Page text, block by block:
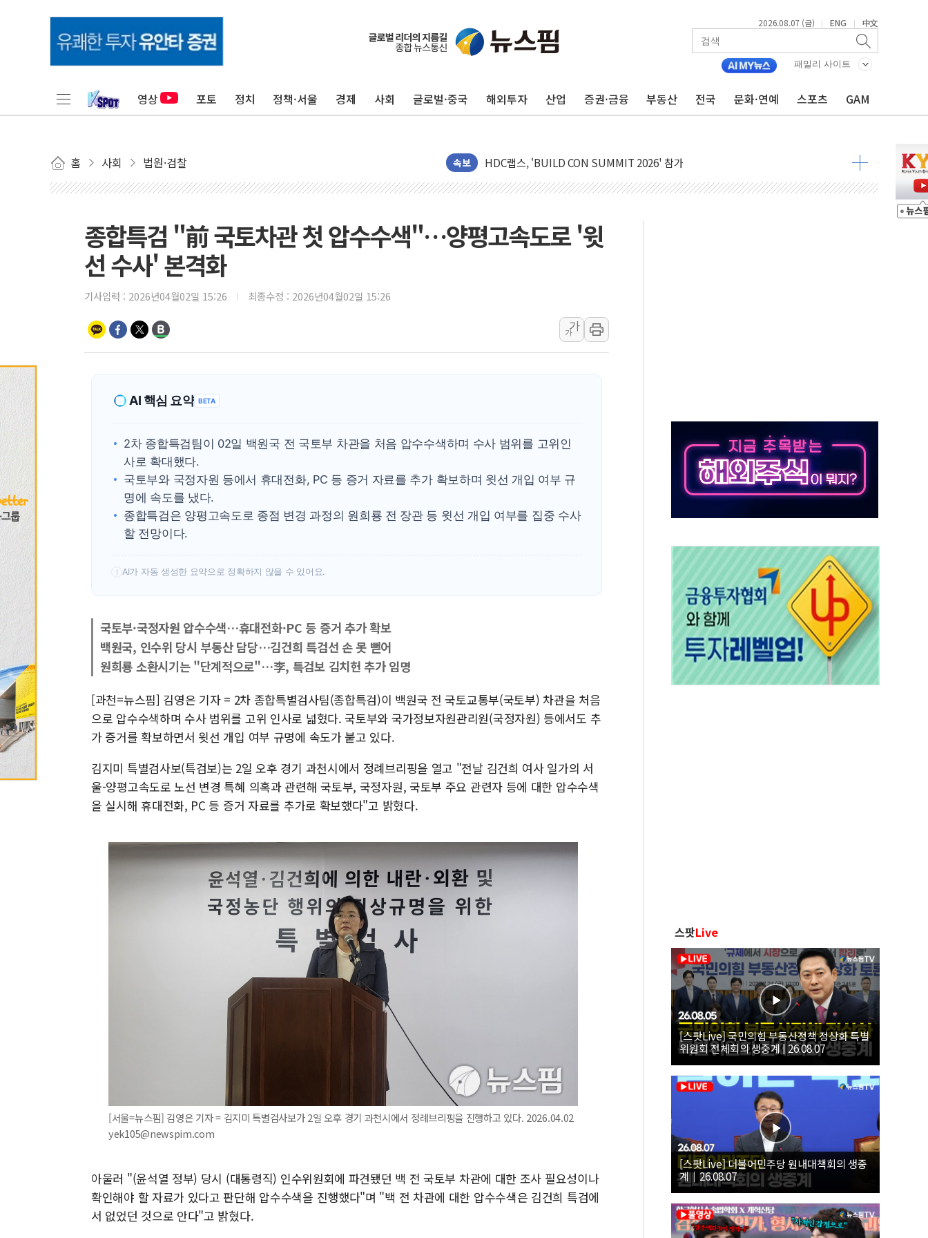
2026.08.07 (금) | ENG | 中文
패밀리 사이트
영상 포토 정치 정책·서울 경제 사회 글로벌·중국 해외투자 산업 증권·금융 부동산 전국 문화·연예 스포츠 GAM
홈 사회 법원·검찰 속보
지방공기업 경영평가, 서울농수산식품공사 등 20곳 '최우수'...인천환경공단 등 '부진'
"35초마다 중국과 통신"...美보안기업, 중국제 공유기서 '백도어' 발견
원내대책회의 참석하는 한병도
AIA그룹, 12년 연속 MDRT 회원 수 세계 1위…국내 회원 34% 증가
[컨콜] 네이버, 멤버십 연계 배송 혜택 강화...새벽 배송 도입 예정
와이즈버즈, 상반기 매출 245억원…순이익 흑자 전환
배준영 의원 "거주 사용 형태에 따른 중과세는 과세 원칙 어긋나"
롯데쇼핑, 백화점이 이끈 반등...2분기 영업이익 121% 급증
합수본, '투표율 조작 의혹' 서울·경기·충북 선관위 등 추가 압수수색
교원그룹 펫 프렌들리 호텔 '키녹', 30일 2주년 기념 행사
벤처업계 "정부 세제개편안 환영...RSU 세제지원 긍정 검토되길"
최영근 한국전광 대표, ESG경영대상 환경부분 최우수상 수상
종합특검 "前 국토차관 첫 압수수색"…양평고속도로 '윗
선 수사' 본격화
기사입력 : 2026년04월02일 15:26 최종수정 : 2026년04월02일 15:26
가
가
AI 핵심 요약 BETA
2차 종합특검팀이 02일 백원국 전 국토부 차관을 처음 압수수색하며 수사 범위를 고위인
사로 확대했다.
국토부와 국정자원 등에서 휴대전화, PC 등 증거 자료를 추가 확보하며 윗선 개입 여부 규
명에 속도를 냈다.
종합특검은 양평고속도로 종점 변경 과정의 원희룡 전 장관 등 윗선 개입 여부를 집중 수사
할 전망이다.
! AI가 자동 생성한 요약으로 정확하지 않을 수 있어요.
국토부·국정자원 압수수색…휴대전화·PC 등 증거 추가 확보
백원국, 인수위 당시 부동산 담당…김건희 특검선 손 못 뻗어
원희룡 소환시기는 "단계적으로"…李, 특검보 김치헌 추가 임명
[과천=뉴스핌] 김영은 기자 = 2차 종합특별검사팀(종합특검)이 백원국 전 국토교통부(국토부) 차관을 처음
으로 압수수색하며 수사 범위를 고위 인사로 넓혔다. 국토부와 국가정보자원관리원(국정자원) 등에서도 추
가 증거를 확보하면서 윗선 개입 여부 규명에 속도가 붙고 있다.
김지미 특별검사보(특검보)는 2일 오후 경기 과천시에서 정례브리핑을 열고 "전날 김건희 여사 일가의 서
울-양평고속도로 노선 변경 특혜 의혹과 관련해 국토부, 국정자원, 국토부 주요 관련자 등에 대한 압수수색
을 실시해 휴대전화, PC 등 증거 자료를 추가로 확보했다"고 밝혔다.
[서울=뉴스핌] 김영은 기자 = 김지미 특별검사보가 2일 오후 경기 과천시에서 정례브리핑을 진행하고 있다. 2026.04.02
yek105@newspim.com
아울러 "(윤석열 정부) 당시 (대통령직) 인수위원회에 파견됐던 백 전 국토부 차관에 대한 조사 필요성이나
확인해야 할 자료가 있다고 판단해 압수수색을 진행했다"며 "백 전 차관에 대한 압수수색은 김건희 특검에
서 없었던 것으로 안다"고 밝혔다.
스팟Live
[스팟Live] 국민의힘 부동산정책 정상화 특별
위원회 전체회의 생중계 | 26.08.07
[스팟Live] 더불어민주당 원내대책회의 생중
계｜26.08.07